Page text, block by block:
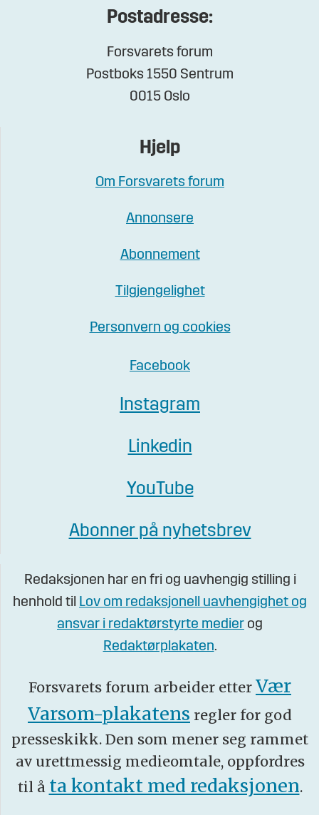
Postadresse:
Forsvarets forum
Postboks 1550 Sentrum
0015 Oslo
Hjelp
Om Forsvarets forum
Annonsere
Abonnement
Tilgjengelighet
Personvern og cookies
Facebook
Instagram
Linkedin
YouTube
Abonner på nyhetsbrev
Redaksjonen har en fri og uavhengig stilling i
henhold til Lov om redaksjonell uavhengighet og
ansvar i redaktørstyrte medier og
Redaktørplakaten.
Forsvarets forum arbeider etter Vær
Varsom-plakatens regler for god
presseskikk. Den som mener seg rammet
av urettmessig medieomtale, oppfordres
til å ta kontakt med redaksjonen.